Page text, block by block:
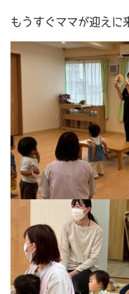
もうすぐママが迎えに